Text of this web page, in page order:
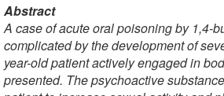
Abstract
A case of acute oral poisoning by 1,4-
complicated by the development of
year-old patient actively engaged in
presented. The psychoactive